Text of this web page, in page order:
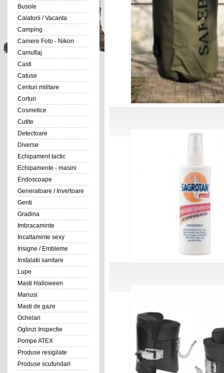
Busole
Calatorii / Vacanta
Camping
Camere Foto - Nikon
Camuflaj
Casti
Catuse
Centuri militare
Corturi
Cosmetice
Cutite
Detectoare
Diverse
Echipament tactic
Echipamente - masini
Endoscoape
Generatoare / Invertoare
Genti
Gradina
Imbracaminte
Incaltaminte sexy
Insigne / Embleme
Instalatii sanitare
Lupe
Masti Halloween
Manusi
Masti de gaze
Ochelari
Oglinzi Inspectie
Pompe ATEX
Produse resigilate
Produse scufundari